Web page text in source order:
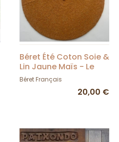
Béret Été Coton Soie &
Lin Jaune Maïs - Le
Béret Français
Béret Français
20,00 €